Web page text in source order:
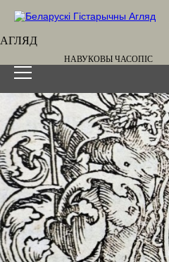
АГЛЯД
НАВУКОВЫ ЧАСОПІС